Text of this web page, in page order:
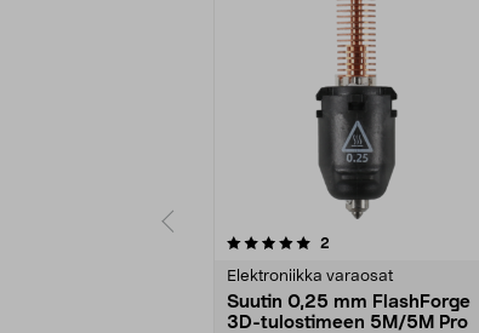
2
Elektroniikka varaosat
Suutin 0,25 mm FlashForge
3D-tulostimeen 5M/5M Pro
4.5 viidestä